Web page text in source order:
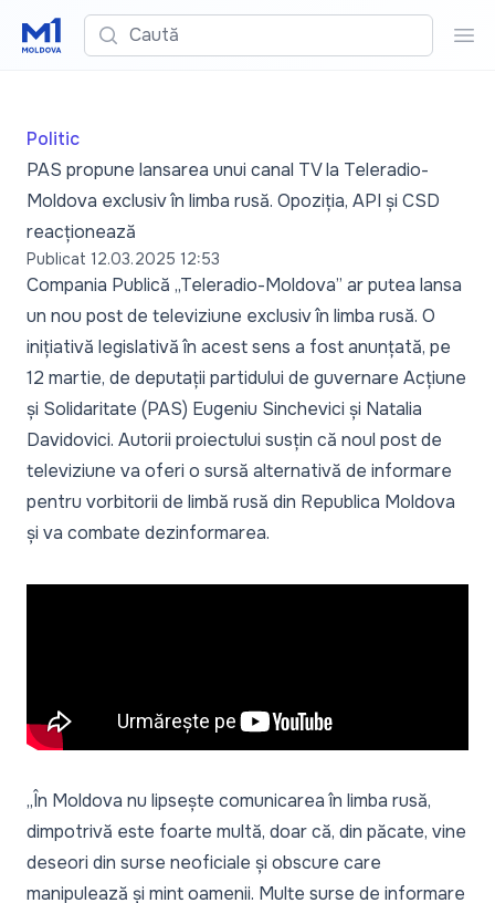
Caută
Politic
PAS propune lansarea unui canal TV la Teleradio-
Moldova exclusiv în limba rusă. Opoziția, API și CSD
reacționează
Publicat 12.03.2025 12:53
Compania Publică „Teleradio-Moldova” ar putea lansa
un nou post de televiziune exclusiv în limba rusă. O
inițiativă legislativă în acest sens a fost anunțată, pe
12 martie, de deputații partidului de guvernare Acțiune
și Solidaritate (PAS) Eugeniu Sinchevici și Natalia
Davidovici. Autorii proiectului susțin că noul post de
televiziune va oferi o sursă alternativă de informare
pentru vorbitorii de limbă rusă din Republica Moldova
și va combate dezinformarea.
„În Moldova nu lipsește comunicarea în limba rusă,
dimpotrivă este foarte multă, doar că, din păcate, vine
deseori din surse neoficiale și obscure care
manipulează și mint oamenii. Multe surse de informare